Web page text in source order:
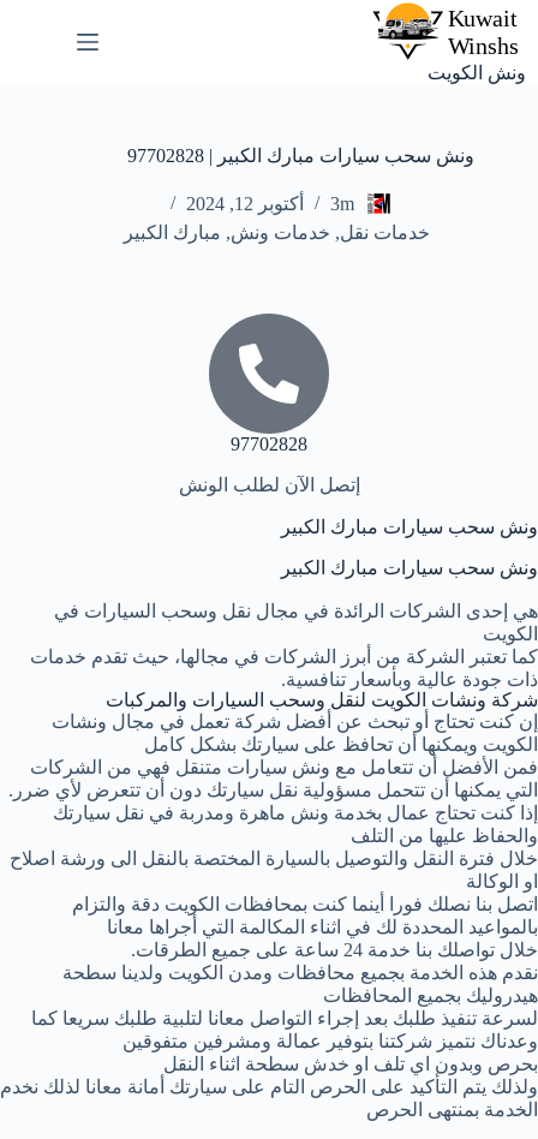
ونش الكويت
ونش سحب سيارات مبارك الكبير | 97702828
3m
أكتوبر 12, 2024
خدمات نقل, خدمات ونش, مبارك الكبير
97702828
إتصل الآن لطلب الونش
ونش سحب سيارات مبارك الكبير
ونش سحب سيارات مبارك الكبير
هي إحدى الشركات الرائدة في مجال نقل وسحب السيارات في
الكويت
كما تعتبر الشركة من أبرز الشركات في مجالها، حيث تقدم خدمات
ذات جودة عالية وبأسعار تنافسية.
شركة ونشات الكويت لنقل وسحب السيارات والمركبات
إن كنت تحتاج أو تبحث عن أفضل شركة تعمل في مجال ونشات
الكويت ويمكنها أن تحافظ على سيارتك بشكل كامل
فمن الأفضل أن تتعامل مع ونش سيارات متنقل فهي من الشركات
التي يمكنها أن تتحمل مسؤولية نقل سيارتك دون أن تتعرض لأي ضرر.
إذا كنت تحتاج عمال بخدمة ونش ماهرة ومدربة في نقل سيارتك
والحفاظ عليها من التلف
خلال فترة النقل والتوصيل بالسيارة المختصة بالنقل الى ورشة اصلاح
او الوكالة
اتصل بنا نصلك فورا أينما كنت بمحافظات الكويت دقة والتزام
بالمواعيد المحددة لك في اثناء المكالمة التي أجراها معانا
خلال تواصلك بنا خدمة 24 ساعة على جميع الطرقات.
نقدم هذه الخدمة بجميع محافظات ومدن الكويت ولدينا سطحة
هيدروليك بجميع المحافظات
لسرعة تنفيذ طلبك بعد إجراء التواصل معانا لتلبية طلبك سريعا كما
وعدناك نتميز شركتنا بتوفير عمالة ومشرفين متفوقين
بحرص وبدون اي تلف او خدش سطحة اثناء النقل
ولذلك يتم التأكيد على الحرص التام على سيارتك أمانة معانا لذلك نخدم
الخدمة بمنتهى الحرص